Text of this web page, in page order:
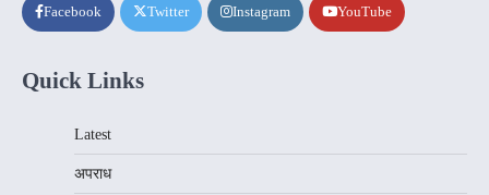
Facebook Twitter Instagram YouTube
Quick Links
Latest
अपराध